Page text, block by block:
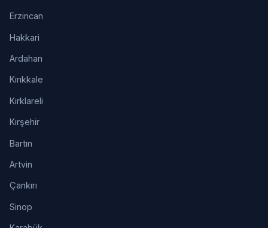
Erzincan
Hakkari
Ardahan
Kırıkkale
Kırklareli
Kırşehir
Bartın
Artvin
Çankırı
Sinop